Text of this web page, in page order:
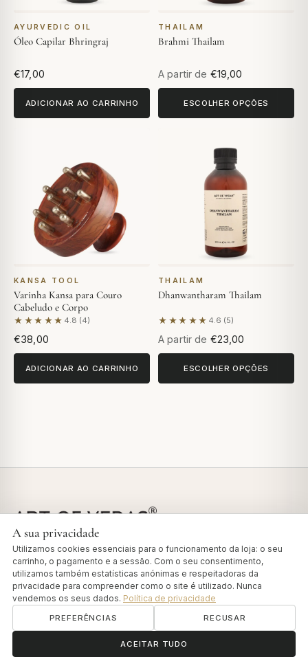
AYURVEDIC OIL
Óleo Capilar Bhringraj
€17,00
ADICIONAR AO CARRINHO
THAILAM
Brahmi Thailam
A partir de €19,00
ESCOLHER OPÇÕES
KANSA TOOL
Varinha Kansa para Couro
Cabeludo e Corpo
★★★★★ 4.8 (4)
Com base em 4 avaliações
€38,00
ADICIONAR AO CARRINHO
THAILAM
Dhanwantharam Thailam
★★★★★ 4.6 (5)
Com base em 5 avaliações
A partir de €23,00
ESCOLHER OPÇÕES
LIGAÇÕES RÁPIDAS
Todos os produtos
A nossa história
Seguir a encomenda
A sua privacidade
Utilizamos cookies essenciais para o funcionamento da loja: o seu
carrinho, o pagamento e a sessão. Com o seu consentimento,
utilizamos também estatísticas anónimas e respeitadoras da
privacidade para compreender como o site é utilizado. Nunca
vendemos os seus dados. Política de privacidade
PREFERÊNCIAS RECUSAR
ACEITAR TUDO